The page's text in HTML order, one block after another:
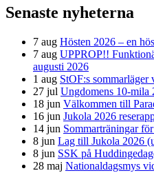
Senaste nyheterna
7 aug Hösten 2026 – en
7 aug UPPROP!!
augusti 2026
1 aug StOF:s sommarläger
27 jul Ungdomens 10-mila
18 jun Välkommen till
16 jun Jukola 2026
14 jun Sommarträningar
8 jun Lag till Jukola 2026
8 jun SSK på
28 maj Nationaldagsmys